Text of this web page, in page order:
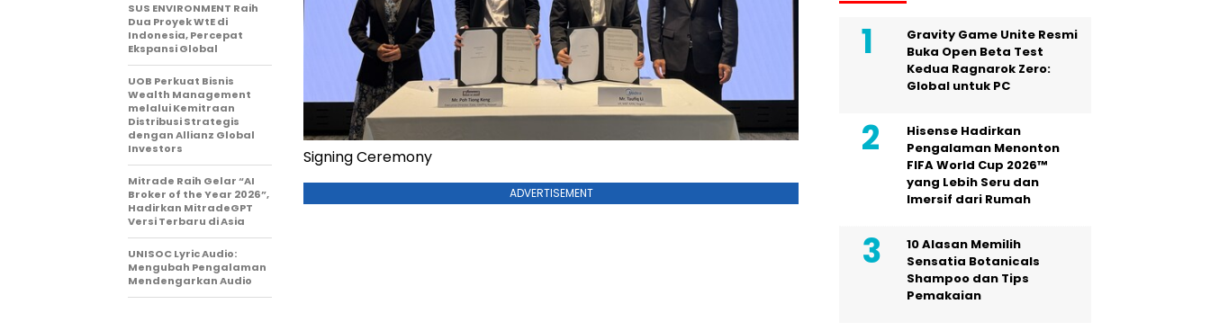
Signing Ceremony
ADVERTISEMENT
SUS ENVIRONMENT Raih
Dua Proyek WtE di
Indonesia, Percepat
Ekspansi Global
UOB Perkuat Bisnis
Wealth Management
melalui Kemitraan
Distribusi Strategis
dengan Allianz Global
Investors
Mitrade Raih Gelar “AI
Broker of the Year 2026”,
Hadirkan MitradeGPT
Versi Terbaru di Asia
UNISOC Lyric Audio:
Mengubah Pengalaman
Mendengarkan Audio
Gravity Game Unite Resmi
Buka Open Beta Test
Kedua Ragnarok Zero:
Global untuk PC
Hisense Hadirkan
Pengalaman Menonton
FIFA World Cup 2026™
yang Lebih Seru dan
Imersif dari Rumah
10 Alasan Memilih
Sensatia Botanicals
Shampoo dan Tips
Pemakaian